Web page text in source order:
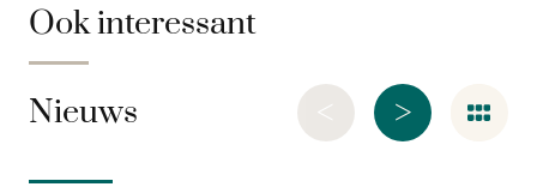
Ook interessant
Nieuws >
<